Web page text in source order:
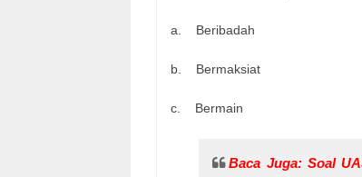
a. Beribadah
b. Bermaksiat
c. Bermain
Baca Juga:Soal